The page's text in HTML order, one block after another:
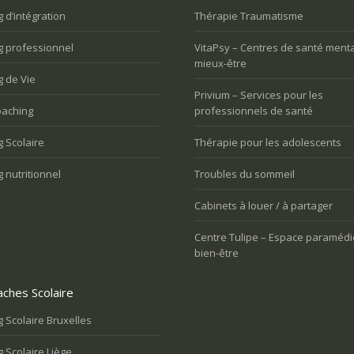
et vous êtes mal à
changement et vous êtes mal à
d’intégration
professionnel
de Vie
Scolaire
nutritionnel
Thérapie Traumatisme
VitaPsy – Centres de santé
mieux-être
Privium – Services pour les
professionnels de santé
Thérapie pour les adolescents
Troubles du sommeil
Cabinets à louer / à partager
Centre Tulipe – Espace
bien-être
Scolaire
Scolaire Bruxelles